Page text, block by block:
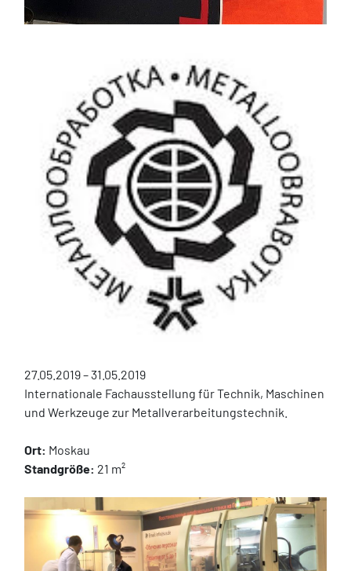
27.05.2019 – 31.05.2019
Internationale Fachausstellung für Technik, Maschinen
und Werkzeuge zur Metallverarbeitungstechnik.
Ort: Moskau
Standgröße: 21 m²